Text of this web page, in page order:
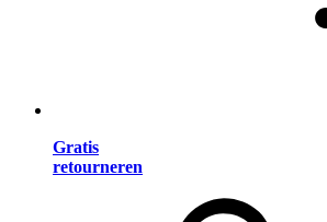
Gratis
retourneren